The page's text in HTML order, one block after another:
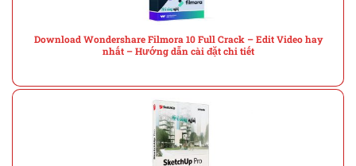
Download Wondershare Filmora 10 Full Crack – Edit Video hay
nhất – Hướng dẫn cài đặt chi tiết